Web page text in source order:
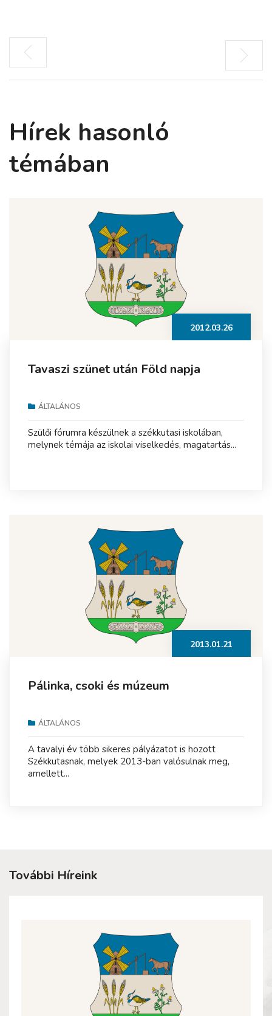
Hírek hasonló
témában
2012.03.26
Tavaszi szünet után Föld napja
ÁLTALÁNOS
Szülői fórumra készülnek a székkutasi iskolában,
melynek témája az iskolai viselkedés, magatartás...
2013.01.21
Pálinka, csoki és múzeum
ÁLTALÁNOS
A tavalyi év több sikeres pályázatot is hozott
Székkutasnak, melyek 2013-ban valósulnak meg,
amellett...
További Híreink